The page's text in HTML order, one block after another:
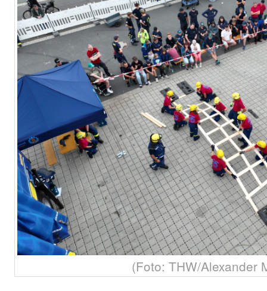
(Foto: THW/Alexander